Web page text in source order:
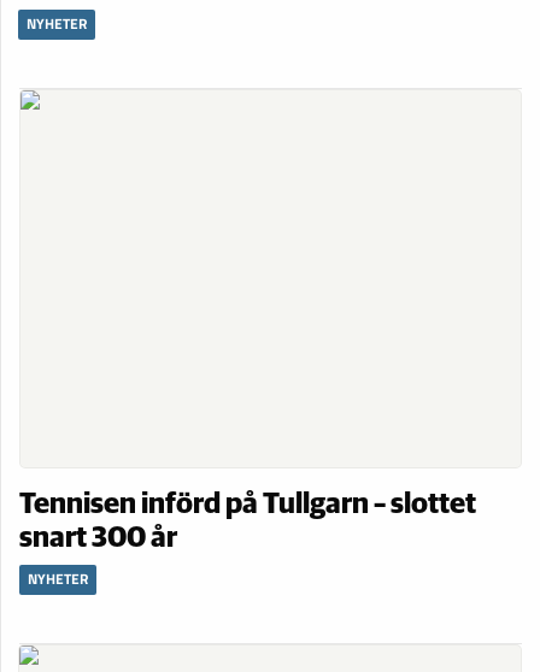
NYHETER
Tennisen införd på Tullgarn – slottet
snart 300 år
NYHETER